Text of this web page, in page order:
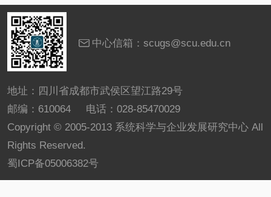
等领域。
地址：四川省成都市武侯区望江路29号
邮编：610064 电话：028-85470029
Copyright © 2005-2013 系统科学与企业发展研究中心 All
Rights Reserved.
蜀ICP备05006382号
中心信箱：scugs@scu.edu.cn